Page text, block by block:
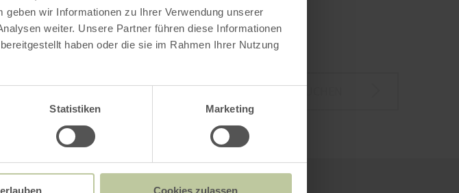
wir Informationen zu Ihrer Verwendung unserer
weiter. Unsere Partner führen diese Informationen
haben oder die sie im Rahmen Ihrer Nutzung
Statistiken Marketing
Cookies zulassen